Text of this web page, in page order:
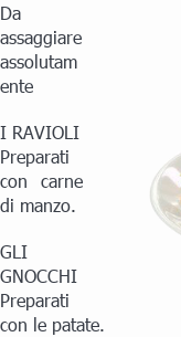
Da
assaggiare
assolutam
ente
I RAVIOLI
Preparati
con carne
di manzo.
GLI
GNOCCHI
Preparati
con le patate.